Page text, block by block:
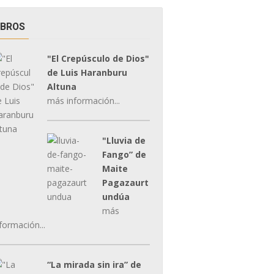
"El Crepúsculo de Dios"
de Luis Haranburu
Altuna
más información...
"Lluvia de
Fango” de
Maite
Pagazaurt
undúa
más
“La mirada sin ira” de